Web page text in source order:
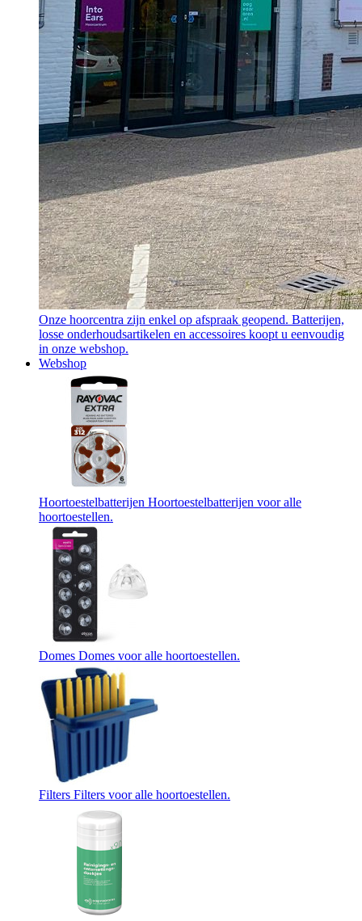
Onze hoorcentra zijn enkel op afspraak geopend. Batterijen,
losse onderhoudsartikelen en accessoires koopt u eenvoudig
in onze webshop.
Webshop
Hoortoestelbatterijen Hoortoestelbatterijen voor alle
hoortoestellen.
Domes Domes voor alle hoortoestellen.
Filters Filters voor alle hoortoestellen.